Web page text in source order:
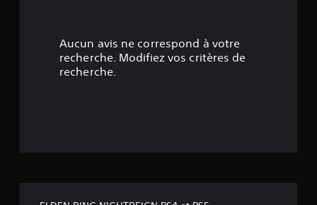
l
Aucun avis ne correspond à votre
recherche. Modifiez vos critères de
recherche.